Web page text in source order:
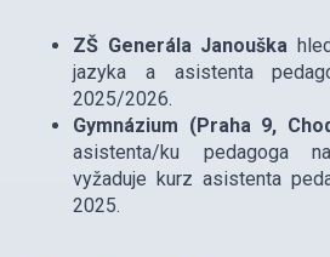
ZŠ Generála Janouška
jazyka a asistenta
2025/2026.
Gymnázium (Praha 9,
asistenta/ku pedagoga
vyžaduje kurz asistenta
2025.